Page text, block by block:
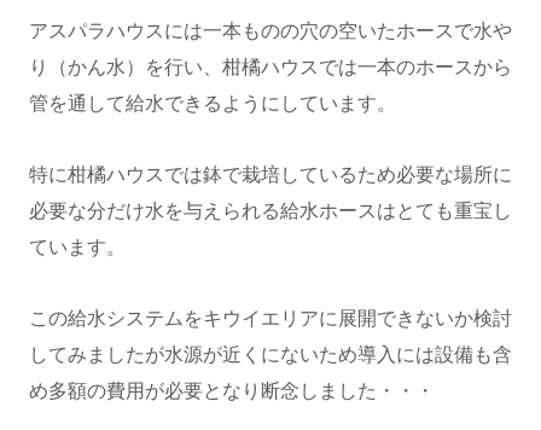
アスパラハウスには一本ものの穴の空いたホースで水や
り（かん水）を行い、柑橘ハウスでは一本のホースから
管を通して給水できるようにしています。
特に柑橘ハウスでは鉢で栽培しているため必要な場所に
必要な分だけ水を与えられる給水ホースはとても重宝し
ています。
この給水システムをキウイエリアに展開できないか検討
してみましたが水源が近くにないため導入には設備も含
め多額の費用が必要となり断念しました・・・